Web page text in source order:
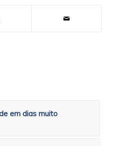
em dias muito